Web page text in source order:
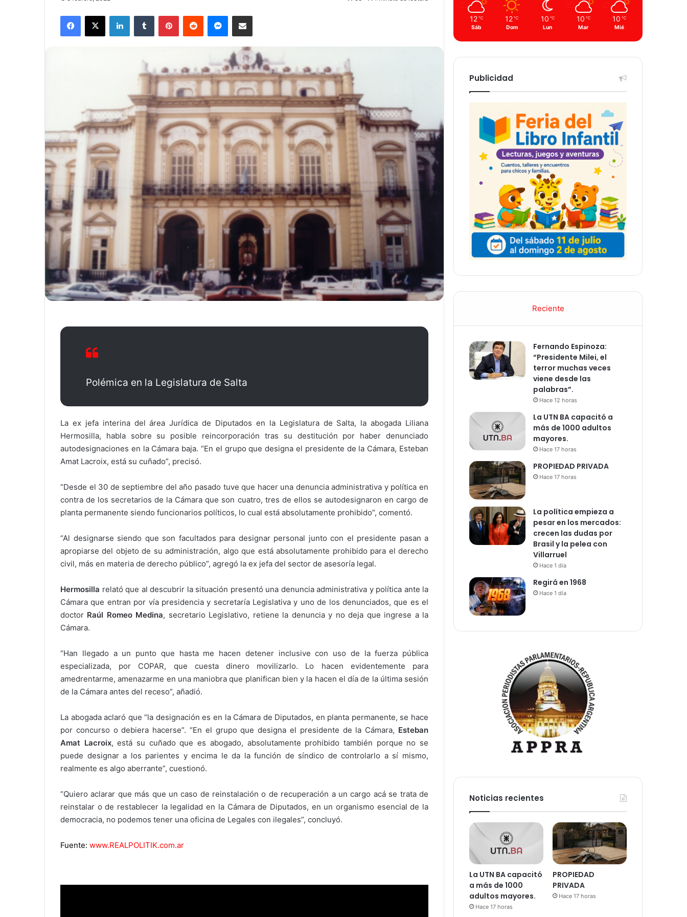
Facebook
X LinkedInTumblr PinterestReddit MessengerCompartir por correo electrónico
Polémica en la Legislatura de Salta
La ex jefa interina del área Jurídica de Diputados en la Legislatura de Salta, la abogada Liliana
Hermosilla, habla sobre su posible reincorporación tras su destitución por haber denunciado
autodesignaciones en la Cámara baja. “En el grupo que designa el presidente de la Cámara, Esteban
Amat Lacroix, está su cuñado”, precisó.
“Desde el 30 de septiembre del año pasado tuve que hacer una denuncia administrativa y política en
contra de los secretarios de la Cámara que son cuatro, tres de ellos se autodesignaron en cargo de
planta permanente siendo funcionarios políticos, lo cual está absolutamente prohibido”, comentó.
“Al designarse siendo que son facultados para designar personal junto con el presidente pasan a
apropiarse del objeto de su administración, algo que está absolutamente prohibido para el derecho
civil, más en materia de derecho público”, agregó la ex jefa del sector de asesoría legal.
Hermosilla relató que al descubrir la situación presentó una denuncia administrativa y política ante la
Cámara que entran por vía presidencia y secretaría Legislativa y uno de los denunciados, que es el
doctor Raúl Romeo Medina, secretario Legislativo, retiene la denuncia y no deja que ingrese a la
Cámara.
“Han llegado a un punto que hasta me hacen detener inclusive con uso de la fuerza pública
especializada, por COPAR, que cuesta dinero movilizarlo. Lo hacen evidentemente para
amedrentarme, amenazarme en una maniobra que planifican bien y la hacen el día de la última sesión
de la Cámara antes del receso”, añadió.
La abogada aclaró que “la designación es en la Cámara de Diputados, en planta permanente, se hace
por concurso o debiera hacerse”. “En el grupo que designa el presidente de la Cámara, Esteban
Amat Lacroix, está su cuñado que es abogado, absolutamente prohibido también porque no se
puede designar a los parientes y encima le da la función de síndico de controlarlo a sí mismo,
realmente es algo aberrante”, cuestionó.
“Quiero aclarar que más que un caso de reinstalación o de recuperación a un cargo acá se trata de
reinstalar o de restablecer la legalidad en la Cámara de Diputados, en un organismo esencial de la
democracia, no podemos tener una oficina de Legales con ilegales”, concluyó.
Fuente: www.REALPOLITIK.com.ar
12 ℃
Sáb
12 ℃
Dom
10 ℃
Lun
10 ℃
Mar
10 ℃
Mié
Publicidad
Reciente
Fernando Espinoza:
“Presidente Milei, el
terror muchas veces
viene desde las
palabras”.
Hace 12 horas
La UTN BA capacitó a
más de 1000 adultos
mayores.
Hace 17 horas
PROPIEDAD PRIVADA
Hace 17 horas
La política empieza a
pesar en los mercados:
crecen las dudas por
Brasil y la pelea con
Villarruel
Hace 1 día
Regirá en 1968
Hace 1 día
Noticias recientes
La UTN BA capacitó
a más de 1000
adultos mayores.
Hace 17 horas
PROPIEDAD
PRIVADA
Hace 17 horas